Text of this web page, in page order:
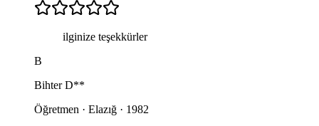
ilginize teşekkürler
B
Bihter D**
Öğretmen · Elazığ · 1982